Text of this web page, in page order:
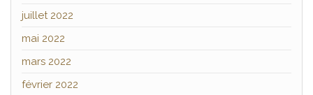
juillet 2022
mai 2022
mars 2022
février 2022